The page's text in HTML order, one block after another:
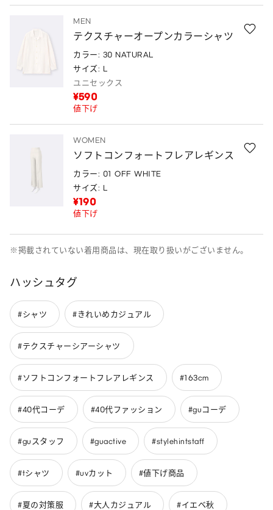
MEN
テクスチャーオープンカラーシャツ
カラー: 30 NATURAL
サイズ: L
ユニセックス
¥590
値下げ
WOMEN
ソフトコンフォートフレアレギンス
カラー: 01 OFF WHITE
サイズ: L
¥190
値下げ
※掲載されていない着用商品は、現在取り扱いがございません。
ハッシュタグ
#シャツ #きれいめカジュアル
#テクスチャーシアーシャツ
#ソフトコンフォートフレアレギンス #163cm
#40代コーデ #40代ファッション #guコーデ
#guスタッフ #guactive #stylehintstaff
#tシャツ #uvカット #値下げ商品
#夏の対策服 #大人カジュアル #イエベ秋